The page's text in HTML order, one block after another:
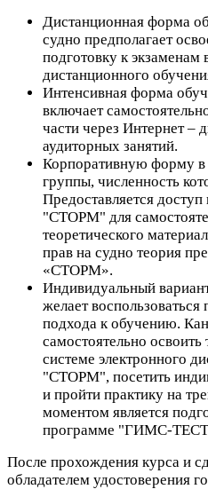
Дистанционная форма
судно предполагает
подготовку к
дистанционного
Интенсивная форма
включает
части через Интернет –
аудиторных занятий.
Корпоративную форму в
группы, численность
Предоставляется
"СТОРМ" для
теоретического
прав на судно теория
«СТОРМ».
Индивидуальный
желает
подхода к обучению.
самостоятельно
системе электронного
"СТОРМ", посетить
и пройти практику на
моментом является
программе "ГИМС-
После прохождения курса и
обладателем удостоверения